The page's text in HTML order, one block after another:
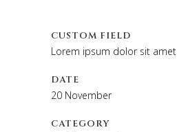
CUSTOM FIELD
Lorem ipsum dolor sit amet
DATE
20 November
CATEGORY